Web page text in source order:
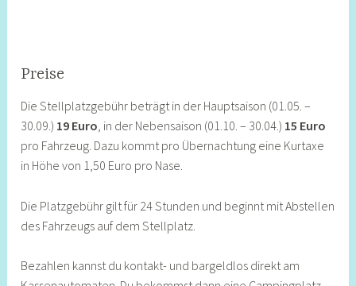
Preise
Die Stellplatzgebühr beträgt in der Hauptsaison (01.05. –
30.09.) 19 Euro, in der Nebensaison (01.10. – 30.04.) 15 Euro
pro Fahrzeug. Dazu kommt pro Übernachtung eine Kurtaxe
in Höhe von 1,50 Euro pro Nase.
Die Platzgebühr gilt für 24 Stunden und beginnt mit Abstellen
des Fahrzeugs auf dem Stellplatz.
Bezahlen kannst du kontakt- und bargeldlos direkt am